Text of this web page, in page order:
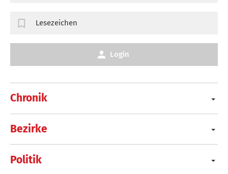
Chronik
Bezirke
Politik
Lesezeichen
Login